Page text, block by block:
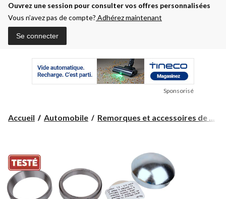
Ouvrez une session pour consulter vos offres personnalisées
Vous n’avez pas de compte? Adhérez maintenant
Se connecter
Sponsorisé
Accueil Automobile Remorques et accessoires de ...